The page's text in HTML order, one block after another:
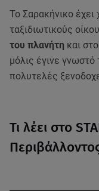
Το Σαρακήνικο έχει
ταξιδιωτικούς
του πλανήτη και
μόλις έγινε γνωστό
πολυτελές
Τι λέει στο